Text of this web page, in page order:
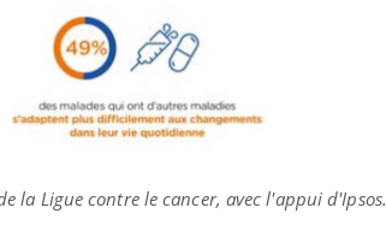
la Ligue contre le cancer, avec l'appui d'Ipsos.